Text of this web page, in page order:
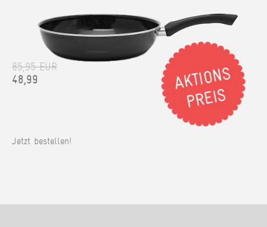
85,95 EUR
48,99
Jetzt bestellen!